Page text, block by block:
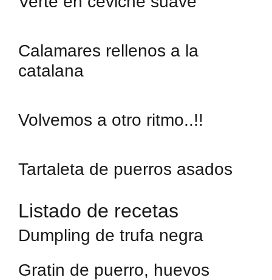
Calamares rellenos a la
catalana
Volvemos a otro ritmo..!!
Tartaleta de puerros asados
Listado de recetas
Dumpling de trufa negra
Gratin de puerro, huevos